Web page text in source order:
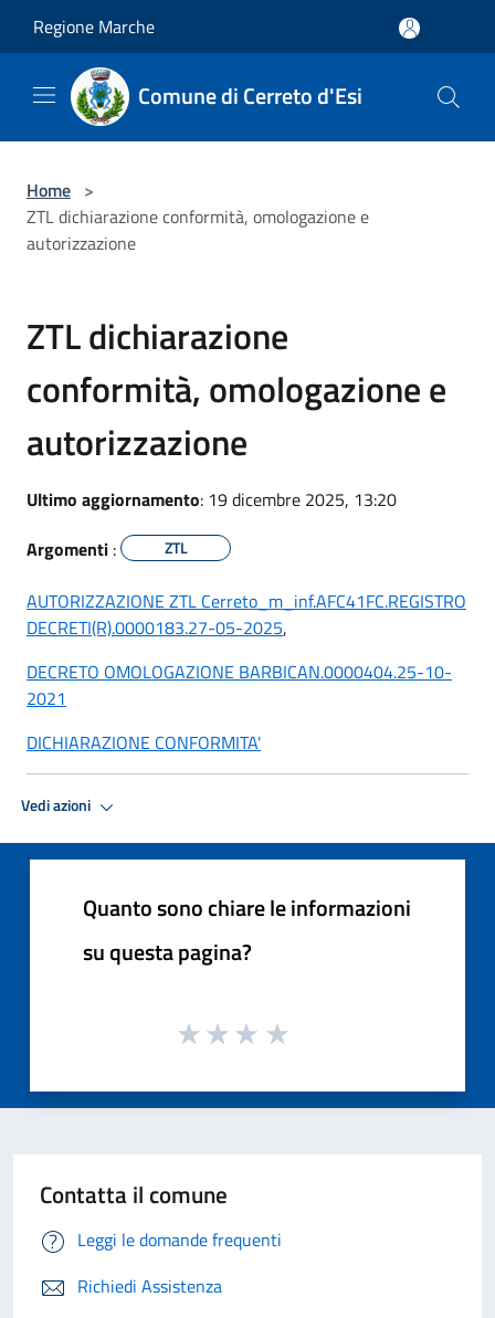
Regione Marche
Comune di Cerreto d'Esi
Home >
ZTL dichiarazione conformità, omologazione e
autorizzazione
ZTL dichiarazione
conformità, omologazione e
autorizzazione
Ultimo aggiornamento: 19 dicembre 2025, 13:20
Argomenti : ZTL
AUTORIZZAZIONE ZTL Cerreto_m_inf.AFC41FC.REGISTRO
DECRETI(R).0000183.27-05-2025,
DECRETO OMOLOGAZIONE BARBICAN.0000404.25-10-
2021
DICHIARAZIONE CONFORMITA'
Vedi azioni
Quanto sono chiare le informazioni
su questa pagina?
Contatta il comune
Leggi le domande frequenti
Richiedi Assistenza